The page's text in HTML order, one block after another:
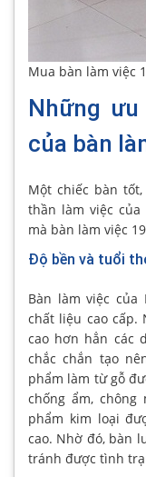
Mua bàn làm việc
Những ưu
của bàn
Một chiếc bàn
thần làm việc
mà bàn làm việc
Độ bền và tuổi
Bàn làm việc
chất liệu cao cấp.
cao hơn hẳn các
chắc chắn tạo
phẩm làm từ gỗ
chống ẩm,
phẩm kim loại
cao. Nhờ đó, bàn
tránh được tình